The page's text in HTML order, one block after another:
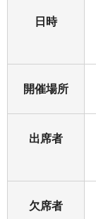
日時
開催場所
出席者
欠席者